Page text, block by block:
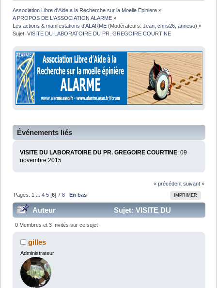
Association Libre d'Aide a la Recherche sur la Moelle Epiniere »
A PROPOS DE L'ASSOCIATION ALARME »
Les actions & manifestations d'ALARME (Modérateurs:Jean ,chris26 ,anneso) »
Sujet:VISITE DU LABORATOIRE DU PR. GREGOIRE COURTINE
Événements liés
VISITE DU LABORATOIRE DU PR. GREGOIRE COURTINE: 09
novembre 2015
« précédent suivant »
IMPRIMER
Pages: 1 ...4 5 [6]7 8 En bas
Auteur
Sujet: VISITE DU
LABORATOIRE DU PR. GREGOIRE COURTINE (Lu
212053 fois)
0 Membres et 3 Invités sur ce sujet
gilles
Administrateur